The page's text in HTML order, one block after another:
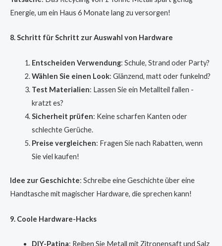
Energie, um ein Haus 6 Monate lang zu versorgen!
8. Schritt für Schritt zur Auswahl von Hardware
Entscheiden Verwendung: Schule, Strand oder Party?
Wählen Sie einen Look: Glänzend, matt oder funkelnd?
Test Materialien: Lassen Sie ein Metallteil fallen -
kratzt es?
Sicherheit prüfen: Keine scharfen Kanten oder
schlechte Gerüche.
Preise vergleichen: Fragen Sie nach Rabatten, wenn
Sie viel kaufen!
Idee zur Geschichte: Schreibe eine Geschichte über eine
Handtasche mit magischer Hardware, die sprechen kann!
9. Coole Hardware-Hacks
DIY-Patina: Reiben Sie Metall mit Zitronensaft und Salz